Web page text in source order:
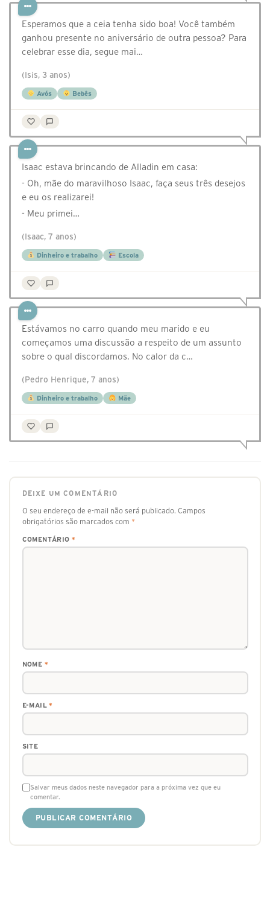
Esperamos que a ceia tenha sido boa! Você também
ganhou presente no aniversário de outra pessoa? Para
celebrar esse dia, segue mai…
(Isis, 3 anos)
Avós Bebês
Isaac estava brincando de Alladin em casa:
- Oh, mãe do maravilhoso Isaac, faça seus três desejos
e eu os realizarei!
- Meu primei…
(Isaac, 7 anos)
Dinheiro e trabalho Escola
Estávamos no carro quando meu marido e eu
começamos uma discussão a respeito de um assunto
sobre o qual discordamos. No calor da c…
(Pedro Henrique, 7 anos)
Dinheiro e trabalho Mãe
DEIXE UM COMENTÁRIO
O seu endereço de e-mail não será publicado. Campos
obrigatórios são marcados com *
COMENTÁRIO *
NOME *
E-MAIL*
SITE
Salvar meus dados neste navegador para a próxima vez que eu
comentar.